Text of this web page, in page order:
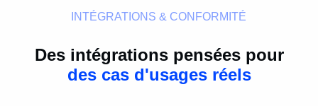
INTÉGRATIONS & CONFORMITÉ
Des intégrations pensées pour
ne pas prendre de risques